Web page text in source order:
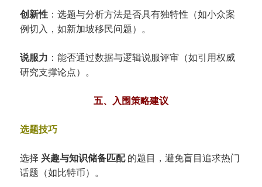
创新性 ：选题与分析方法是否具有独特性（如小众案
例切入，如新加坡移民问题）。
说服力 ：能否通过数据与逻辑说服评审（如引用权威
研究支撑论点）。
五、入围策略建议
选题技巧
选择 兴趣与知识储备匹配的题目，避免盲目追求热门
话题（如比特币）。